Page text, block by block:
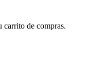
carrito de compras.